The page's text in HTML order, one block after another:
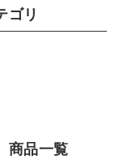
ゴリ
商品一覧